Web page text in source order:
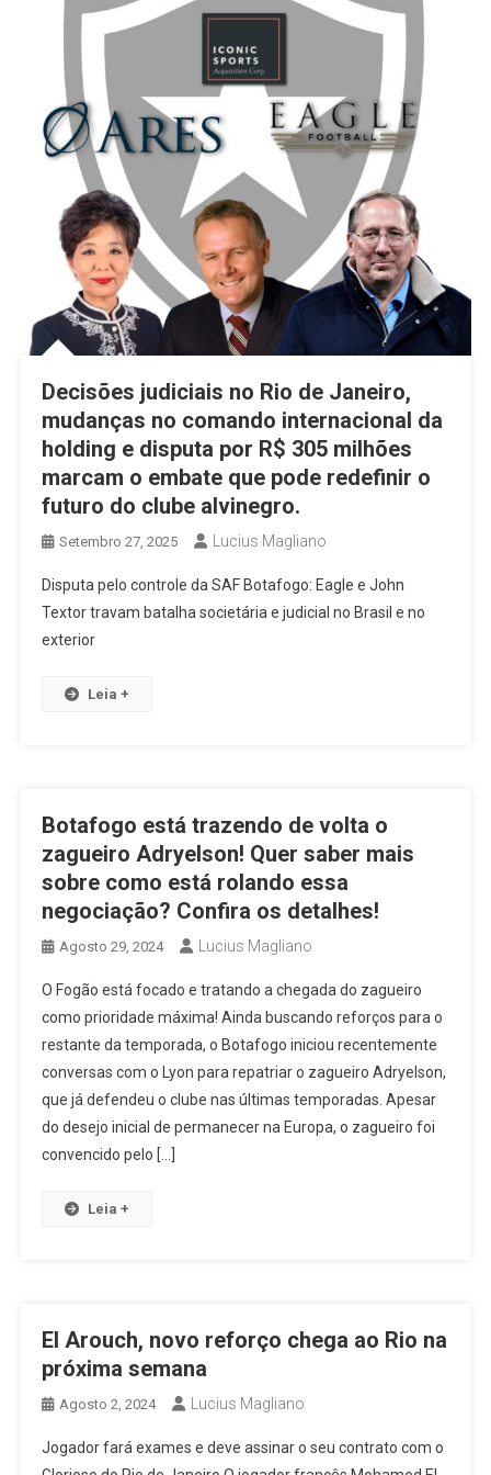
Decisões judiciais no Rio de Janeiro,
mudanças no comando internacional da
holding e disputa por R$ 305 milhões
marcam o embate que pode redefinir o
futuro do clube alvinegro.
Setembro 27, 2025 Lucius Magliano
Disputa pelo controle da SAF Botafogo: Eagle e John
Textor travam batalha societária e judicial no Brasil e no
exterior
Leia +
Botafogo está trazendo de volta o
zagueiro Adryelson! Quer saber mais
sobre como está rolando essa
negociação? Confira os detalhes!
Agosto 29, 2024 Lucius Magliano
O Fogão está focado e tratando a chegada do zagueiro
como prioridade máxima! Ainda buscando reforços para o
restante da temporada, o Botafogo iniciou recentemente
conversas com o Lyon para repatriar o zagueiro Adryelson,
que já defendeu o clube nas últimas temporadas. Apesar
do desejo inicial de permanecer na Europa, o zagueiro foi
convencido pelo […]
Leia +
El Arouch, novo reforço chega ao Rio na
próxima semana
Agosto 2, 2024 Lucius Magliano
Jogador fará exames e deve assinar o seu contrato com o